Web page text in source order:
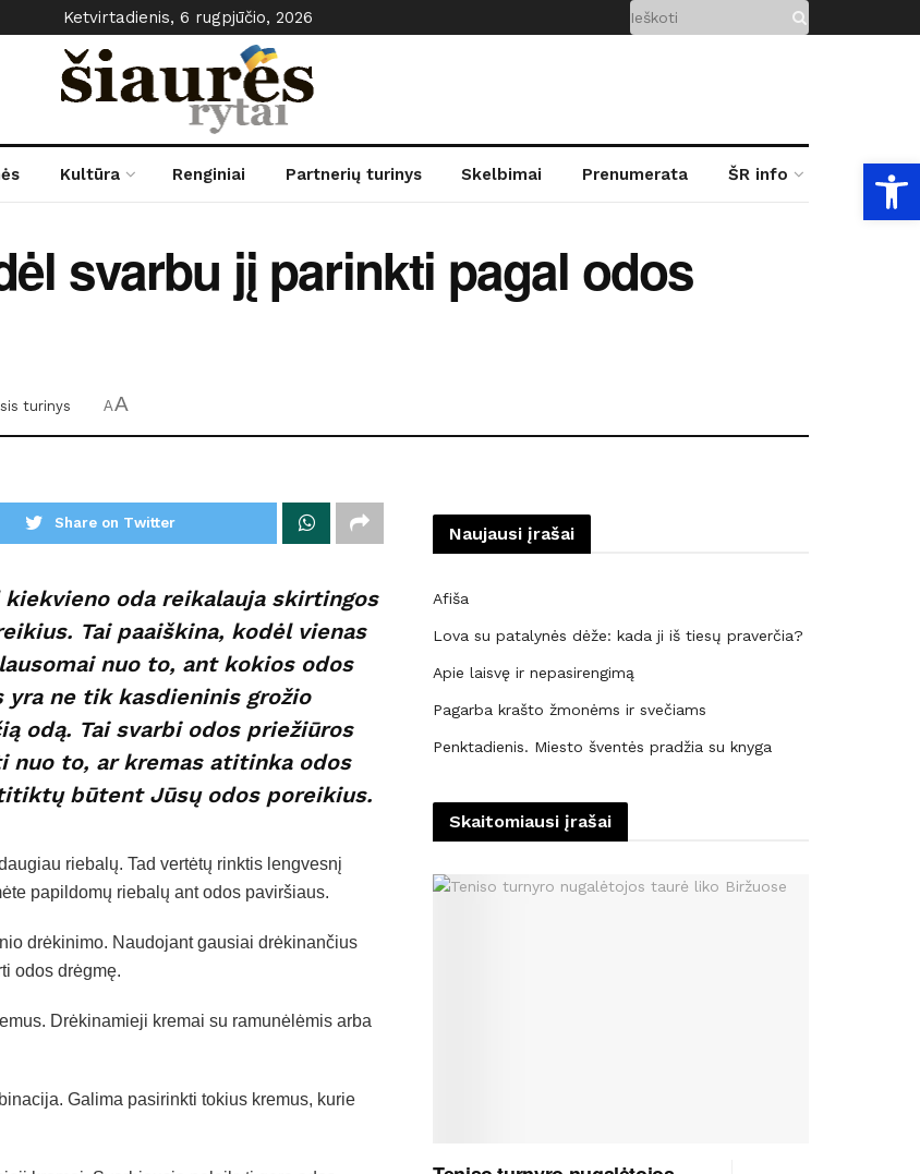
Ketvirtadienis, 6 rugpjūčio, 2026
Kultūra Renginiai Partnerių turinys Skelbimai Prenumerata ŠR info
svarbu jį parinkti pagal odos
turinys AA
Share on Twitter
oda reikalauja skirtingos
Tai paaiškina, kodėl vienas
nuo to, ant kokios odos
yra ne tik kasdieninis grožio
odą. Tai svarbi odos priežiūros
nuo to, ar kremas atitinka odos
būtent Jūsų odos poreikius.
riebalų. Tad vertėtų rinktis lengvesnį
papildomų riebalų ant odos paviršiaus.
drėkinimo. Naudojant gausiai drėkinančius
odos drėgmę.
Drėkinamieji kremai su ramunėlėmis arba
Galima pasirinkti tokius kremus, kurie
Naujausi įrašai
Afiša
Lova su patalynės dėže: kada ji iš tiesų praverčia?
Apie laisvę ir nepasirengimą
Pagarba krašto žmonėms ir svečiams
Penktadienis. Miesto šventės pradžia su knyga
Skaitomiausi įrašai